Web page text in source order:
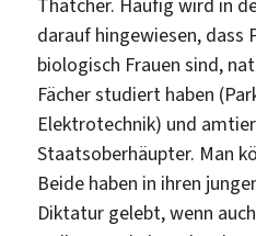
darauf hingewiesen, dass
biologisch Frauen sind,
Fächer studiert haben
Elektrotechnik) und
Staatsoberhäupter. Man
Beide haben in ihren
Diktatur gelebt, wenn